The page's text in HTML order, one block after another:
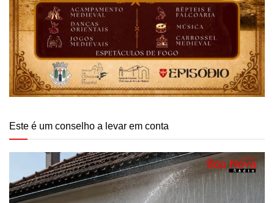
Este é um conselho a levar em conta